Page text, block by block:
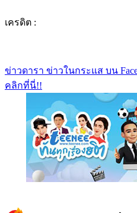
เครดิต :
ข่าวดารา ข่าวในกระแส บน
คลิกที่นี่!!